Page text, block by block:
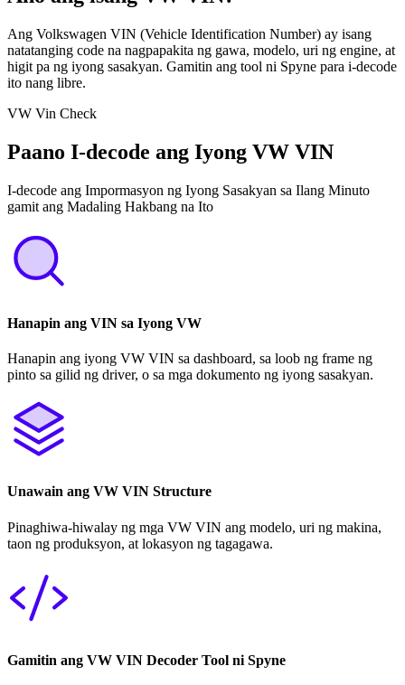
Ang Volkswagen VIN (Vehicle Identification Number) ay isang
natatanging code na nagpapakita ng gawa, modelo, uri ng engine, at
higit pa ng iyong sasakyan. Gamitin ang tool ni Spyne para i-decode
ito nang libre.
VW Vin Check
Paano I-decode ang Iyong VW VIN
I-decode ang Impormasyon ng Iyong Sasakyan sa Ilang Minuto
gamit ang Madaling Hakbang na Ito
Hanapin ang VIN sa Iyong VW
Hanapin ang iyong VW VIN sa dashboard, sa loob ng frame ng
pinto sa gilid ng driver, o sa mga dokumento ng iyong sasakyan.
Unawain ang VW VIN Structure
Pinaghiwa-hiwalay ng mga VW VIN ang modelo, uri ng makina,
taon ng produksyon, at lokasyon ng tagagawa.
Gamitin ang VW VIN Decoder Tool ni Spyne